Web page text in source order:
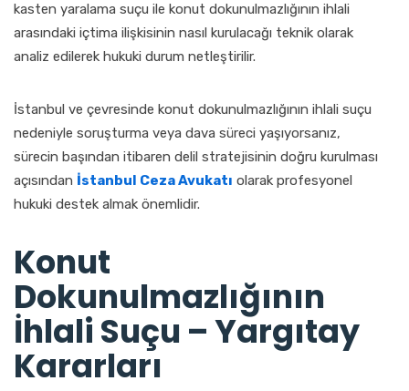
kasten yaralama suçu ile konut dokunulmazlığının ihlali
arasındaki içtima ilişkisinin nasıl kurulacağı teknik olarak
analiz edilerek hukuki durum netleştirilir.
İstanbul ve çevresinde konut dokunulmazlığının ihlali suçu
nedeniyle soruşturma veya dava süreci yaşıyorsanız,
sürecin başından itibaren delil stratejisinin doğru kurulması
açısından İstanbul Ceza Avukatı olarak profesyonel
hukuki destek almak önemlidir.
Konut
Dokunulmazlığının
İhlali Suçu – Yargıtay
Kararları